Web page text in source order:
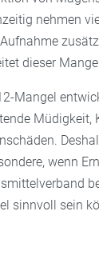
nehmen
dieser
Mangel
Müdigkeit,
wenn
sinnvoll sein